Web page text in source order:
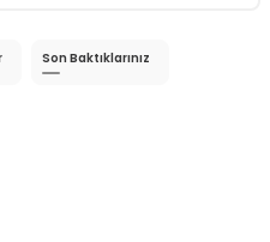
Son Baktıklarınız